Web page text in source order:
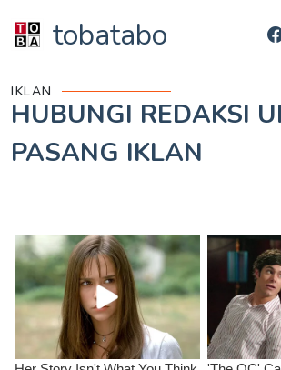
tobatabo
IKLAN
HUBUNGI REDAKSI
PASANG IKLAN